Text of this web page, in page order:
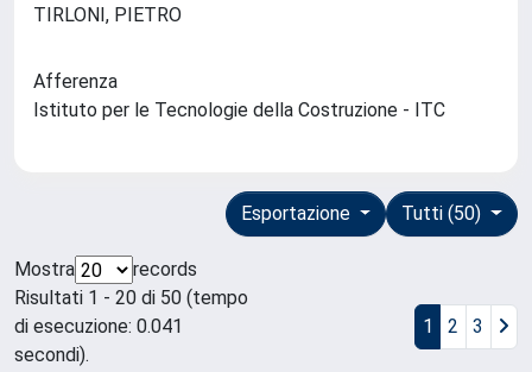
TIRLONI, PIETRO
Afferenza
Istituto per le Tecnologie della Costruzione - ITC
Tutti (50)
Esportazione
Mostra
records
Risultati 1 - 20 di 50 (tempo
di esecuzione: 0.041
secondi).
1 2 3